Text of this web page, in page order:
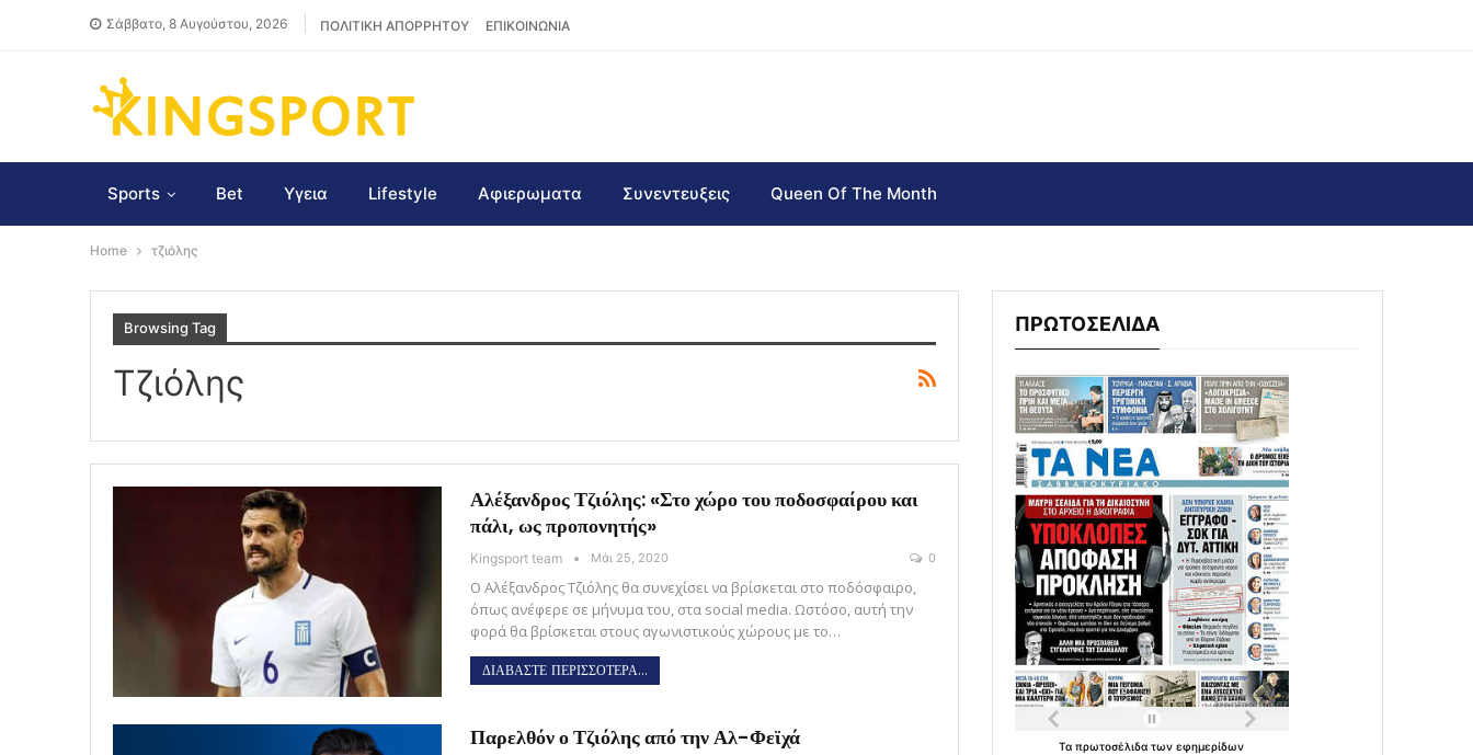
Σάββατο, 8 Αυγούστου, 2026 ΠΟΛΙΤΙΚΗ ΑΠΟΡΡΗΤΟΥ ΕΠΙΚΟΙΝΩΝΙΑ
Sports Bet Υγεια Lifestyle Αφιερωματα Συνεντευξεις Queen Of The Month
Home τζιόλης
Browsing Tag
Τζιόλης
Αλέξανδρος Τζιόλης: «Στο χώρο του ποδοσφαίρου και
πάλι, ως προπονητής»
Kingsport team Μάι 25, 2020 0
Ο Αλέξανδρος Τζιόλης θα συνεχίσει να βρίσκεται στο ποδόσφαιρο,
όπως ανέφερε σε μήνυμα του, στα social media. Ωστόσο, αυτή την
φορά θα βρίσκεται στους αγωνιστικούς χώρους με το…
ΔΙΑΒΑΣΤΕ ΠΕΡΙΣΣΟΤΕΡΑ...
Παρελθόν ο Τζιόλης από την Αλ-Φεϊχά
ΠΡΩΤΟΣΕΛΙΔΑ
Ταπρωτοσέλιδατωνεφημερίδων